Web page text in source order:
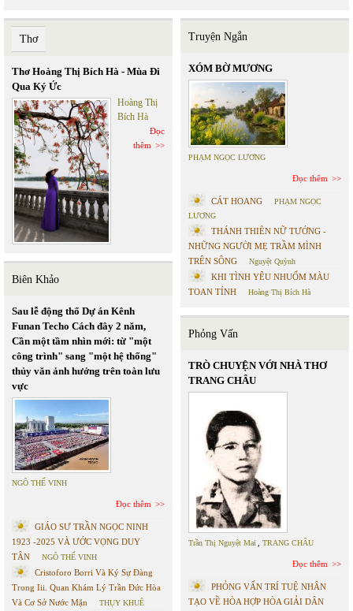
Thơ
Thơ Hoàng Thị Bích Hà - Mùa Đi
Qua Ký Ức
Hoàng Thị
Bích Hà
Đọc
thêm
Biên Khảo
Sau lễ động thổ Dự án Kênh
Funan Techo Cách đây 2 năm,
Cần một tầm nhìn mới: từ "một
công trình" sang "một hệ thống"
thủy văn ảnh hưởng trên toàn lưu
vực
NGÔ THẾ VINH
Đọc thêm
GIÁO SƯ TRẦN NGỌC NINH
1923 -2025 VÀ ƯỚC VỌNG DUY
TÂN
NGÔ THẾ VINH
Cristoforo Borri Và Ký Sự Đàng
Trong Iii. Quan Khám Lý Trần Đức Hòa
Và Cơ Sở Nước Mặn
THỤY KHUÊ
Truyện Ngắn
XÓM BỜ MƯƠNG
PHẠM NGỌC LƯƠNG
Đọc thêm
CÁT HOANG
PHẠM NGỌC
LƯƠNG
THÁNH THIÊN NỮ TƯỚNG -
NHỮNG NGƯỜI MẸ TRẦM MÌNH
TRÊN SÔNG
Nguyệt Quỳnh
KHI TÌNH YÊU NHUỐM MÀU
TOAN TÍNH
Hoàng Thị Bích Hà
Phỏng Vấn
TRÒ CHUYỆN VỚI NHÀ THƠ
TRANG CHÂU
Trần Thị Nguyệt Mai TRANG CHÂU
Đọc thêm
PHỎNG VẤN TRÍ TUỆ NHÂN
TẠO VỀ HÒA HỢP HÒA GIẢI DÂN